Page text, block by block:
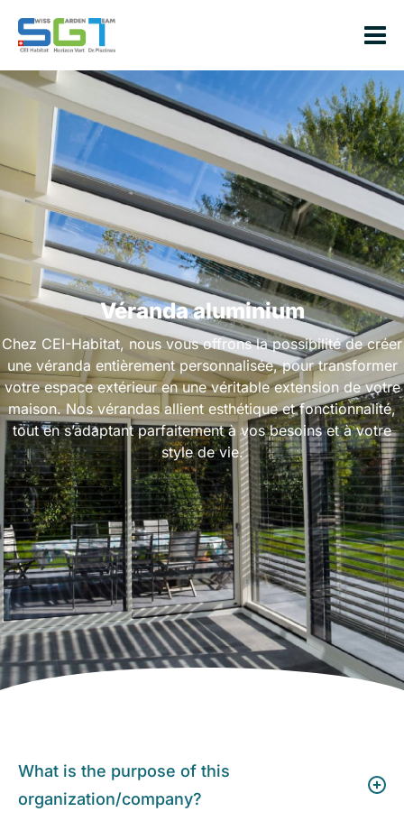
Véranda aluminium
Chez CEI-Habitat, nous vous offrons la possibilité de créer
une véranda entièrement personnalisée, pour transformer
votre espace extérieur en une véritable extension de votre
maison. Nos vérandas allient esthétique et fonctionnalité,
tout en s’adaptant parfaitement à vos besoins et à votre
style de vie.
What is the purpose of this
organization/company?